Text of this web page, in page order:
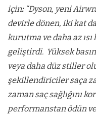
için: “Dyson, yeni
devirle dönen, iki kat
kurutma ve daha az
geliştirdi. Yüksek
veya daha düz stiller
şekillendiriciler saça
zaman saç sağlığını
performanstan ödün